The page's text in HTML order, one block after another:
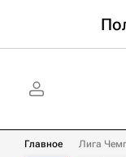
Главное Лига